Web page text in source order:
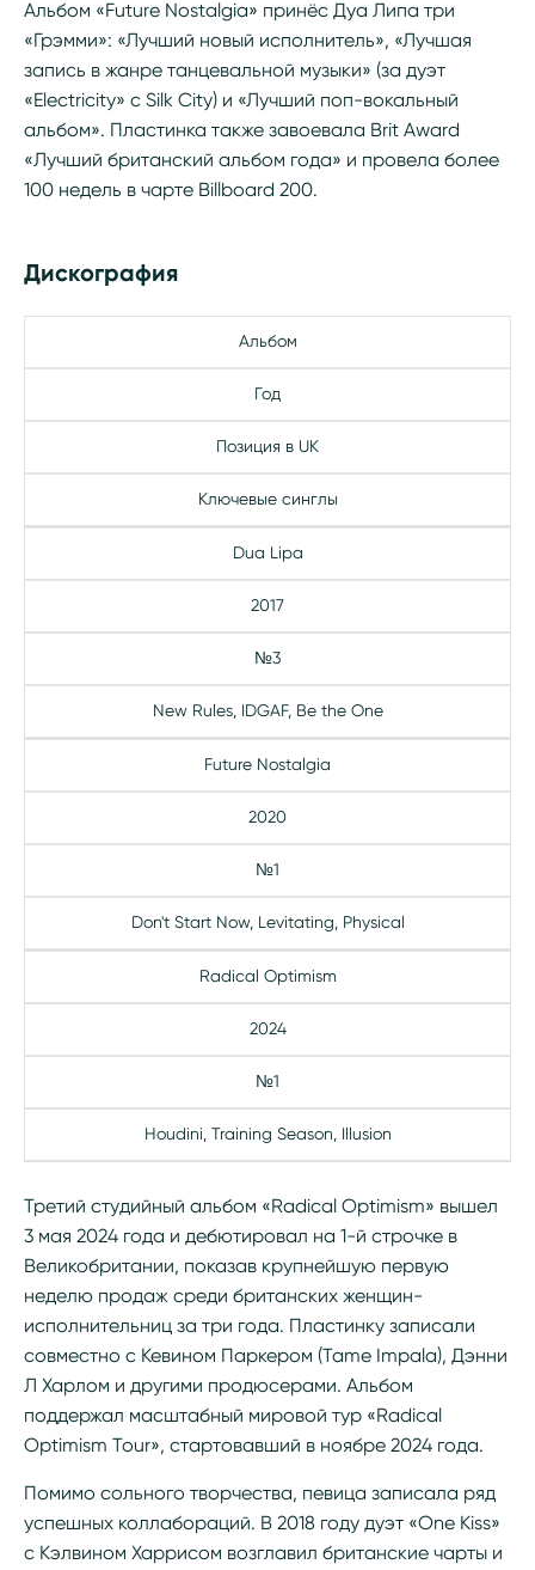
Альбом «Future Nostalgia» принёс Дуа Липа три
«Грэмми»: «Лучший новый исполнитель», «Лучшая
запись в жанре танцевальной музыки» (за дуэт
«Electricity» с Silk City) и «Лучший поп-вокальный
альбом». Пластинка также завоевала Brit Award
«Лучший британский альбом года» и провела более
100 недель в чарте Billboard 200.
Дискография
Альбом
Год
Позиция в UK
Ключевые синглы
Dua Lipa
2017
№3
New Rules, IDGAF, Be the One
Future Nostalgia
2020
№1
Don't Start Now, Levitating, Physical
Radical Optimism
2024
№1
Houdini, Training Season, Illusion
Третий студийный альбом «Radical Optimism» вышел
3 мая 2024 года и дебютировал на 1-й строчке в
Великобритании, показав крупнейшую первую
неделю продаж среди британских женщин-
исполнительниц за три года. Пластинку записали
совместно с Кевином Паркером (Tame Impala), Дэнни
Л Харлом и другими продюсерами. Альбом
поддержал масштабный мировой тур «Radical
Optimism Tour», стартовавший в ноябре 2024 года.
Помимо сольного творчества, певица записала ряд
успешных коллабораций. В 2018 году дуэт «One Kiss»
с Кэлвином Харрисом возглавил британские чарты и